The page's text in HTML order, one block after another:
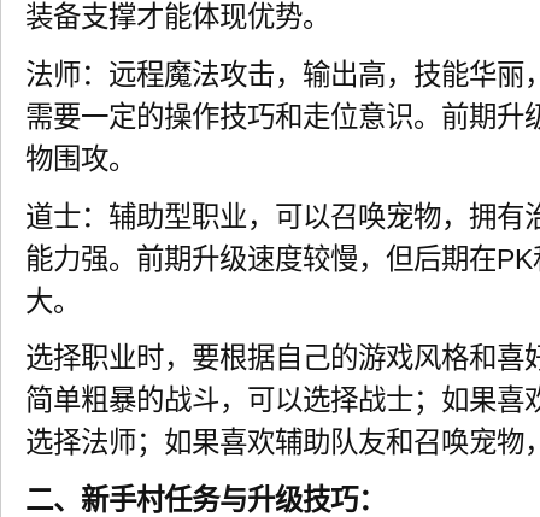
装备支撑才能体现优势。
法师：远程魔法攻击，输出高，技能华丽
需要一定的操作技巧和走位意识。前期升
物围攻。
道士：辅助型职业，可以召唤宠物，拥有
能力强。前期升级速度较慢，但后期在
大。
选择职业时，要根据自己的游戏风格和喜
简单粗暴的战斗，可以选择战士；如果喜
选择法师；如果喜欢辅助队友和召唤宠物
二、新手村任务与升级技巧：